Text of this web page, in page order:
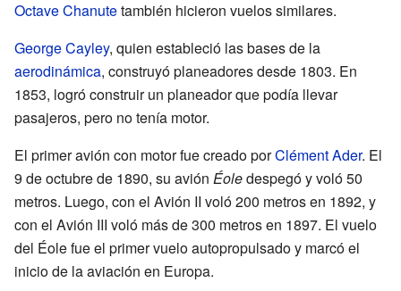
Octave Chanutetambién hicieron vuelos similares.
George Cayley, quien estableció las bases de la
aerodinámica, construyó planeadores desde 1803. En
1853, logró construir un planeador que podía llevar
pasajeros, pero no tenía motor.
El primer avión con motor fue creado porClément Ader. El
9 de octubre de 1890, su avión Éoledespegó y voló 50
metros. Luego, con el Avión II voló 200 metros en 1892, y
con el Avión III voló más de 300 metros en 1897. El vuelo
del Éole fue el primer vuelo autopropulsado y marcó el
inicio de la aviación en Europa.